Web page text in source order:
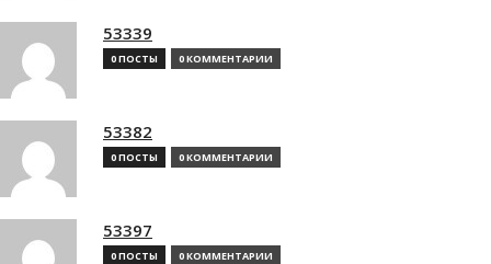
53339
0 ПОСТЫ 0 КОММЕНТАРИИ
53382
0 ПОСТЫ 0 КОММЕНТАРИИ
53397
0 ПОСТЫ 0 КОММЕНТАРИИ